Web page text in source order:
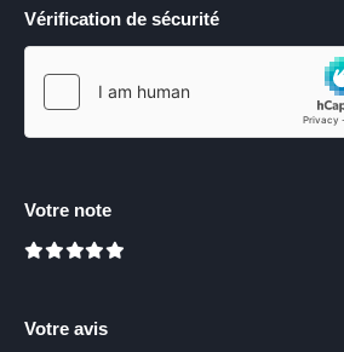
Vérification de sécurité
Votre note
Votre avis